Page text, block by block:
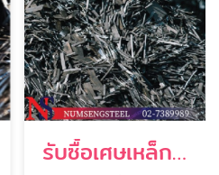
รับซื้อเศษเหล็กงานรื้อถอน